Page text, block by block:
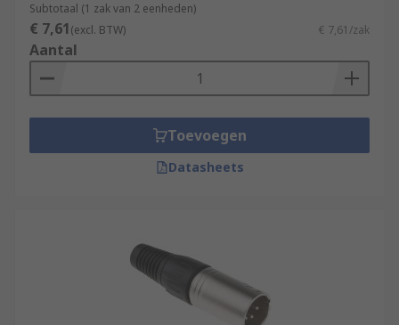
Subtotaal (1 zak van 2 eenheden)
€ 7,61(excl. BTW) € 7,61/zak
Aantal
Toevoegen
Datasheets